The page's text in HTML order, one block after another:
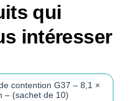
qui
intéresser
contention G37 – 8,1 ×
– (sachet de 10)